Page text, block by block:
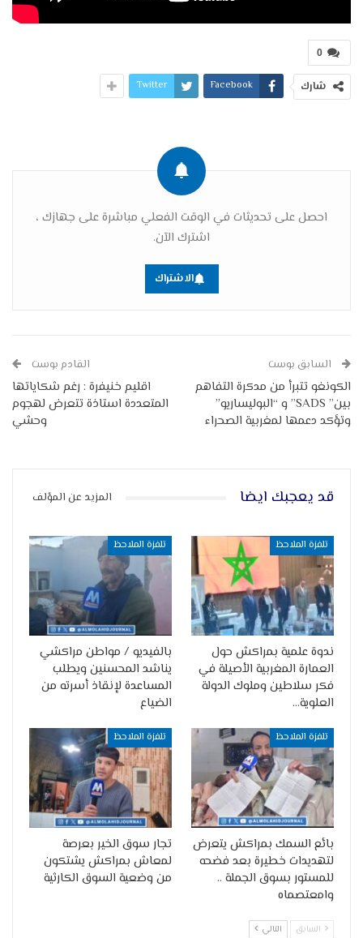
0
شارك Facebook
Twitter
احصل على تحديثات في الوقت الفعلي مباشرة على جهازك ،
اشترك الآن.
الاشتراك
السابق بوست
الكونغو تتبرأ من مدكرة التفاهم
بين” SADS” و “البوليساريو”
وتؤكد دعمها لمغربية الصحراء
القادم بوست
اقليم خنيفرة : رغم شكاياتها
المتعددة استاذة تتعرض لهجوم
وحشي
قد يعجبك ايضا المزيد عن المؤلف
تلفزة الملاحظ
ندوة علمية بمراكش حول
العمارة المغربية الأصيلة في
فكر سلاطين وملوك الدولة
العلوية…
تلفزة الملاحظ
بالفيديو / مواطن مراكشي
يناشد المحسنين ويطلب
المساعدة لإنقاذ أسرته من
الضياع
تلفزة الملاحظ
بائع السمك بمراكش يتعرض
لتهديدات خطيرة بعد فضحه
للمستور بسوق الجملة ..
وامعتصماه
تلفزة الملاحظ
تجار سوق الخير بعرصة
لمعاش بمراكش يشتكون
من وضعية السوق الكارثية
السابق التالي